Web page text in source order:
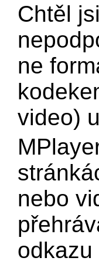
Chtěl
ne
video)
nebo